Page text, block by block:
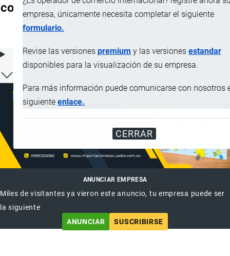
empresa, únicamente necesita completar el siguiente
formulario.
Revise las versionespremium y las versionesestandar
disponibles para la visualización de su empresa.
Para más información puede comunicarse con nosotros
siguienteenlace.
CERRAR
congelados, salados o en salmuera, secos
ÍNDICE DE CONTENIDOS
ANUNCIAR EMPRESA
Miles de visitantes ya vieron este anuncio, tu empresa puede ser
la siguiente
ANUNCIAR
SUSCRIBIRSE